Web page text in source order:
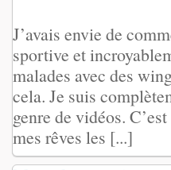
J’avais envie de
sportive et
malades avec des
cela. Je suis
genre de vidéos.
mes rêves les [...]